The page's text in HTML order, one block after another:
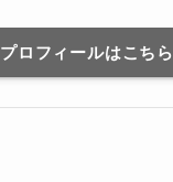
プロフィールはこちら